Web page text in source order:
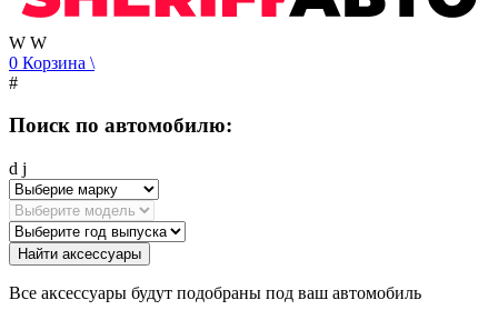
W W
0 Корзина \
#
Поиск по автомобилю:
d j
Найти аксессуары
Все аксессуары будут подобраны под ваш автомобиль